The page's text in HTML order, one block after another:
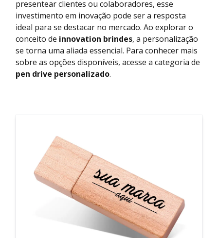
presentear clientes ou colaboradores, esse
investimento em inovação pode ser a resposta
ideal para se destacar no mercado. Ao explorar o
conceito de innovation brindes, a personalização
se torna uma aliada essencial. Para conhecer mais
sobre as opções disponíveis, acesse a categoria de
pen drive personalizado.